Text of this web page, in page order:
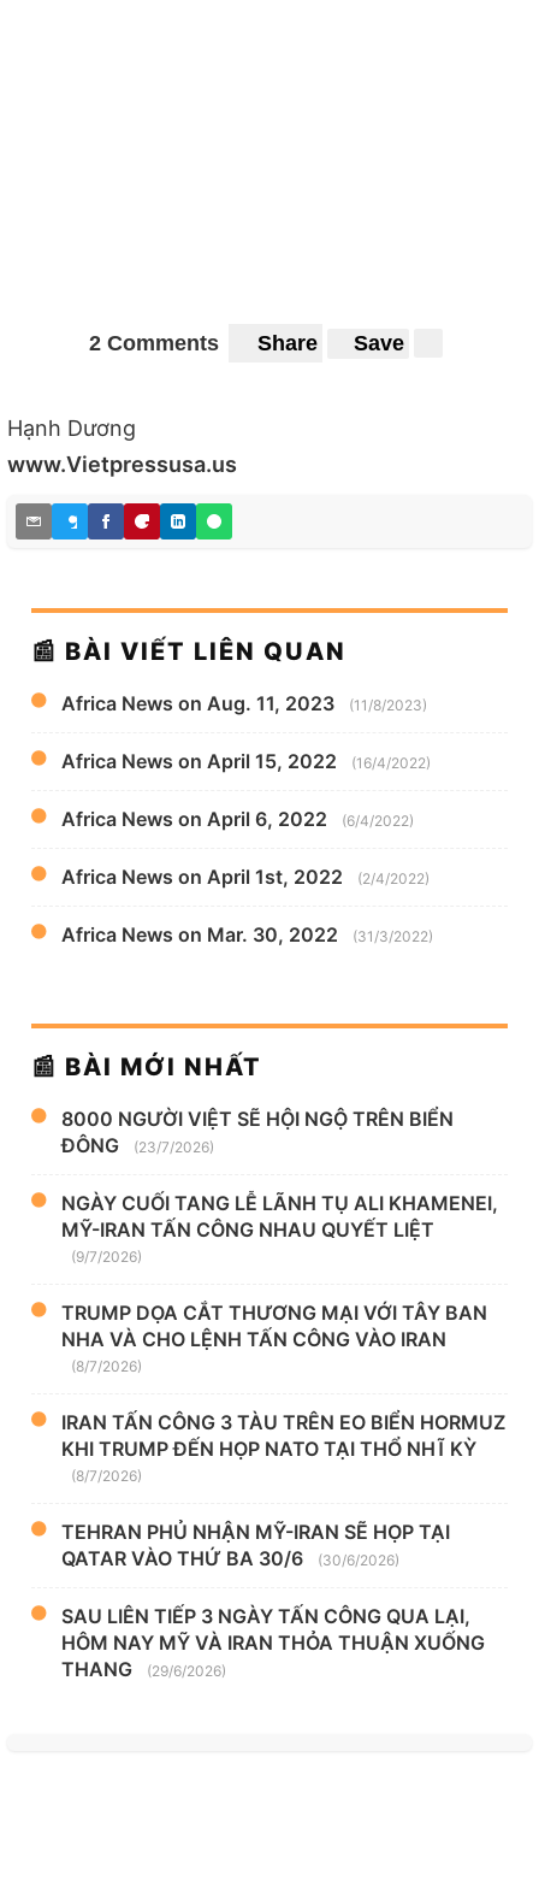
2 Comments Share Save
Hạnh Dương
www.Vietpressusa.us
📰 BÀI VIẾT LIÊN QUAN
Africa News on Aug. 11, 2023 (11/8/2023)
Africa News on April 15, 2022 (16/4/2022)
Africa News on April 6, 2022 (6/4/2022)
Africa News on April 1st, 2022 (2/4/2022)
Africa News on Mar. 30, 2022 (31/3/2022)
📰 BÀI MỚI NHẤT
8000 NGƯỜI VIỆT SẼ HỘI NGỘ TRÊN BIỂN
ĐÔNG
(23/7/2026)
NGÀY CUỐI TANG LỄ LÃNH TỤ ALI KHAMENEI,
MỸ-IRAN TẤN CÔNG NHAU QUYẾT LIỆT
(9/7/2026)
TRUMP DỌA CẮT THƯƠNG MẠI VỚI TÂY BAN
NHA VÀ CHO LỆNH TẤN CÔNG VÀO IRAN
(8/7/2026)
IRAN TẤN CÔNG 3 TÀU TRÊN EO BIỂN HORMUZ
KHI TRUMP ĐẾN HỌP NATO TẠI THỔ NHĨ KỲ
(8/7/2026)
TEHRAN PHỦ NHẬN MỸ-IRAN SẼ HỌP TẠI
QATAR VÀO THỨ BA 30/6
(30/6/2026)
SAU LIÊN TIẾP 3 NGÀY TẤN CÔNG QUA LẠI,
HÔM NAY MỸ VÀ IRAN THỎA THUẬN XUỐNG
THANG
(29/6/2026)